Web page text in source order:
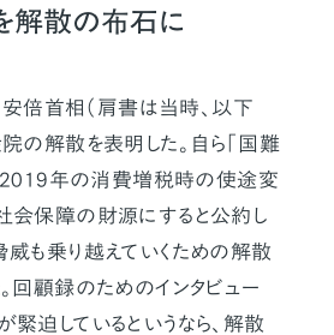
解散の布石に
倍首相（肩書は当時、以下
の解散を表明した。自ら「国難
2019年の消費増税時の使途変
会保障の財源にすると公約し
威も乗り越えていくための解散
回顧録のためのインタビュー
迫しているというなら、解散